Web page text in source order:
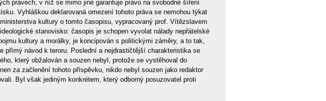
právech, v níž se mimo jiné garantuje právo na svobodné šíření
Vyhláškou deklarovaná omezení tohoto práva se nemohou týkat
kultury o tomto časopisu, vypracovaný prof. Vítězslavem
stanovisko: časopis je schopen vyvolat nálady nepřátelské
kultury a morálky, je koncipován s politickými záměry, a to tak,
přímý návod k teroru. Poslední a nejdrastičtější charakteristika se
který obžalován a souzen nebyl, protože se vystěhoval do
za začlenění tohoto příspěvku, nikdo nebyl souzen jako redaktor
Byl však jediným konkrétem, který odborný posuzovatel proti